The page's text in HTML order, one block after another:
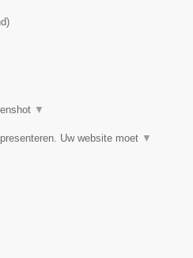
)
▼
Uw website moet ▼